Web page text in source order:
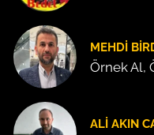
MEHDI
Örnek Al,
ALI AKIN